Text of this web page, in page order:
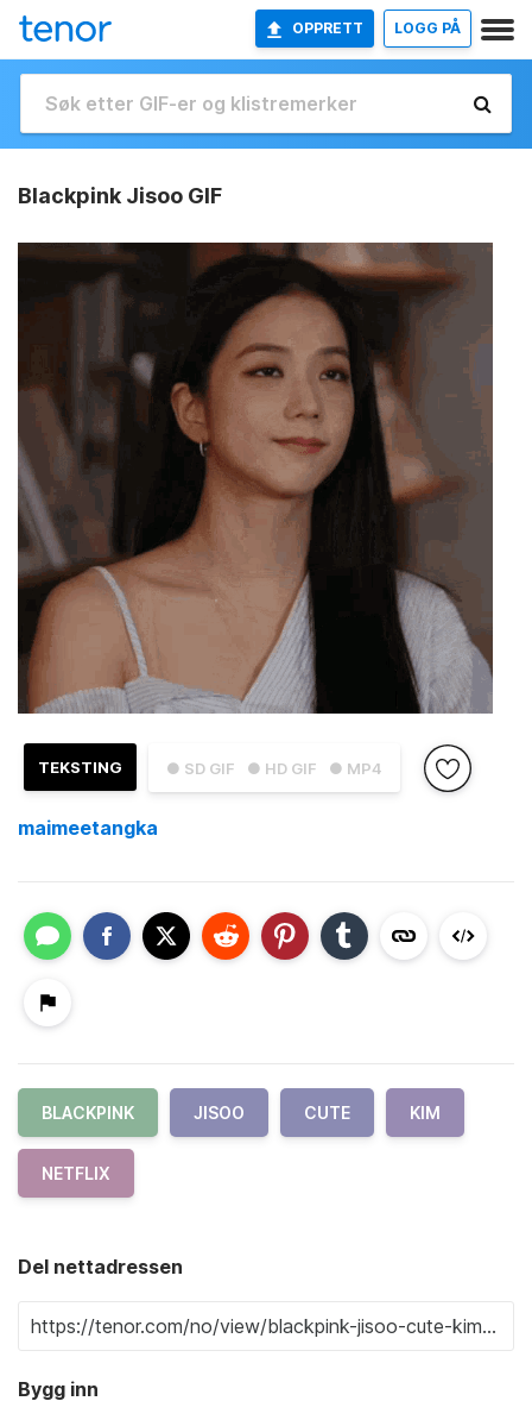
OPPRETT LOGG PÅ
Blackpink Jisoo GIF
● SD GIF ● HD GIF ● MP4
TEKSTING
maimeetangka
BLACKPINK JISOO CUTE KIM
NETFLIX
Del nettadressen
Bygg inn